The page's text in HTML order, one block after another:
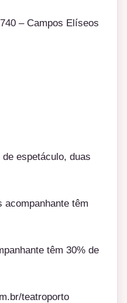
– Campos Elíseos
espetáculo, duas
acompanhante têm
têm 30% de
teatroporto